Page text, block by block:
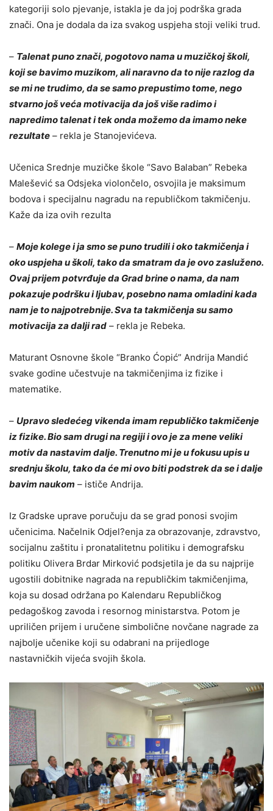
kategoriji solo pjevanje, istakla je da joj podrška grada
znači. Ona je dodala da iza svakog uspjeha stoji veliki trud.
– Talenat puno znači, pogotovo nama u muzičkoj školi,
koji se bavimo muzikom, ali naravno da to nije razlog da
se mi ne trudimo, da se samo prepustimo tome, nego
stvarno još veća motivacija da još više radimo i
napredimo talenat i tek onda možemo da imamo neke
rezultate – rekla je Stanojevićeva.
Učenica Srednje muzičke škole “Savo Balaban” Rebeka
Malešević sa Odsjeka violončelo, osvojila je maksimum
bodova i specijalnu nagradu na republičkom takmičenju.
Kaže da iza ovih rezulta
– Moje kolege i ja smo se puno trudili i oko takmičenja i
oko uspjeha u školi, tako da smatram da je ovo zasluženo.
Ovaj prijem potvrđuje da Grad brine o nama, da nam
pokazuje podršku i ljubav, posebno nama omladini kada
nam je to najpotrebnije. Sva ta takmičenja su samo
motivacija za dalji rad – rekla je Rebeka.
Maturant Osnovne škole “Branko Ćopić” Andrija Mandić
svake godine učestvuje na takmičenjima iz fizike i
matematike.
– Upravo sledećeg vikenda imam republičko takmičenje
iz fizike. Bio sam drugi na regiji i ovo je za mene veliki
motiv da nastavim dalje. Trenutno mi je u fokusu upis u
srednju školu, tako da će mi ovo biti podstrek da se i dalje
bavim naukom – ističe Andrija.
Iz Gradske uprave poručuju da se grad ponosi svojim
učenicima. Načelnik Odjel?enja za obrazovanje, zdravstvo,
socijalnu zaštitu i pronatalitetnu politiku i demografsku
politiku Olivera Brdar Mirković podsjetila je da su najprije
ugostili dobitnike nagrada na republičkim takmičenjima,
koja su dosad održana po Kalendaru Republičkog
pedagoškog zavoda i resornog ministarstva. Potom je
upriličen prijem i uručene simbolične novčane nagrade za
najbolje učenike koji su odabrani na prijedloge
nastavničkih vijeća svojih škola.